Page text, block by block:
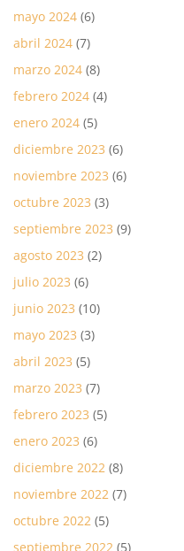
mayo 2024 (6)
abril 2024 (7)
marzo 2024 (8)
febrero 2024 (4)
enero 2024 (5)
diciembre 2023 (6)
noviembre 2023 (6)
octubre 2023 (3)
septiembre 2023 (9)
agosto 2023 (2)
julio 2023 (6)
junio 2023 (10)
mayo 2023 (3)
abril 2023 (5)
marzo 2023 (7)
febrero 2023 (5)
enero 2023 (6)
diciembre 2022 (8)
noviembre 2022 (7)
octubre 2022 (5)
septiembre 2022 (5)